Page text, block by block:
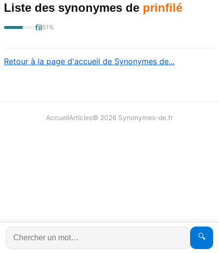
Liste des synonymes de prinfilé
fil61 %
Retour à la page d'accueil de Synonymes de...
🔍
AccueilArticles© 2026 Synonymes-de.fr